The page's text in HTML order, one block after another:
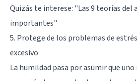
Quizás te interese: "Las 9 teorías del
importantes"
5. Protege de los problemas de
excesivo
La humildad pasa por asumir que